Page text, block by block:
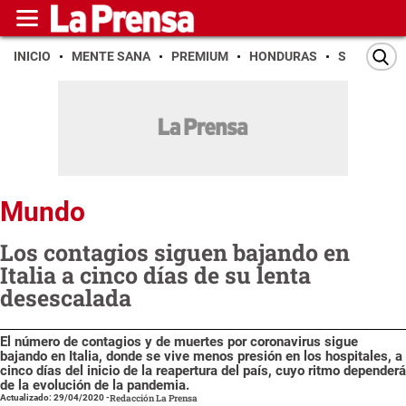
INICIO MENTE SANA PREMIUM HONDURAS SAN PEDRO
Mundo
Los contagios siguen bajando en
Italia a cinco días de su lenta
desescalada
El número de contagios y de muertes por coronavirus sigue
bajando en Italia, donde se vive menos presión en los hospitales, a
cinco días del inicio de la reapertura del país, cuyo ritmo dependerá
de la evolución de la pandemia.
Actualizado: 29/04/2020-Redacción La Prensa